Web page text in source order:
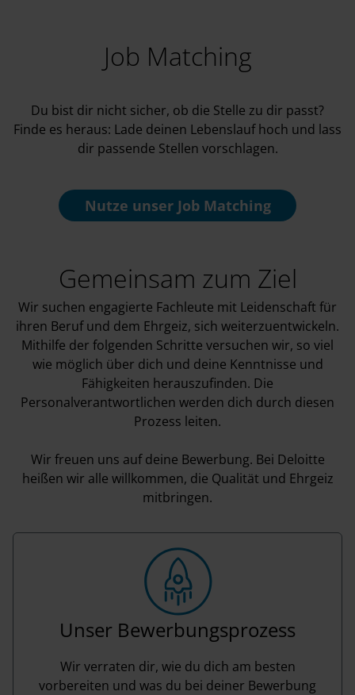
Job Matching
Du bist dir nicht sicher, ob die Stelle zu dir passt?
Finde es heraus: Lade deinen Lebenslauf hoch und lass
dir passende Stellen vorschlagen.
Nutze unserJob Matching
Gemeinsam zum Ziel
Wir suchen engagierte Fachleute mit Leidenschaft für
ihren Beruf und dem Ehrgeiz, sich weiterzuentwickeln.
Mithilfe der folgenden Schritte versuchen wir, so viel
wie möglich über dich und deine Kenntnisse und
Fähigkeiten herauszufinden. Die
Personalverantwortlichen werden dich durch diesen
Prozess leiten.
Wir freuen uns auf deine Bewerbung. Bei Deloitte
heißen wir alle willkommen, die Qualität und Ehrgeiz
mitbringen.
Unser Bewerbungsprozess
Wir verraten dir, wie du dich am besten
vorbereiten und was du bei deiner Bewerbung